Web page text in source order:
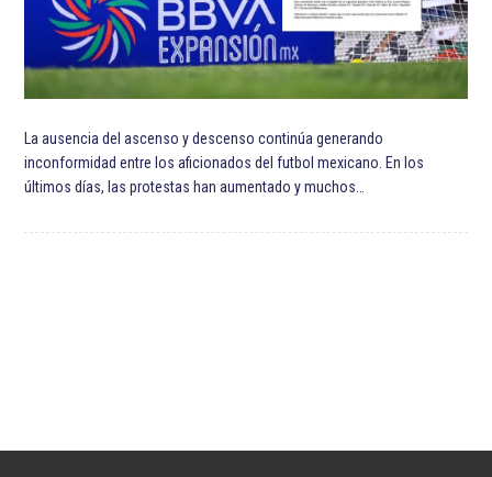
La ausencia del ascenso y descenso continúa generando
inconformidad entre los aficionados del futbol mexicano. En los
últimos días, las protestas han aumentado y muchos…